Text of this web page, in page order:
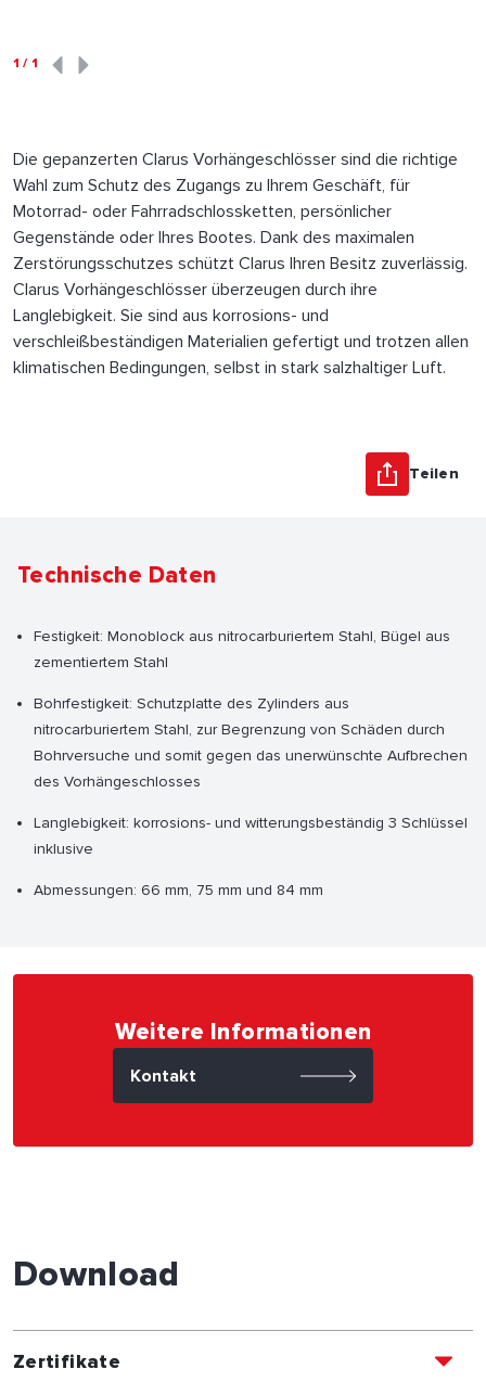
1 / 1
Die gepanzerten Clarus Vorhängeschlösser sind die richtige
Wahl zum Schutz des Zugangs zu Ihrem Geschäft, für
Motorrad- oder Fahrradschlossketten, persönlicher
Gegenstände oder Ihres Bootes. Dank des maximalen
Zerstörungsschutzes schützt Clarus Ihren Besitz zuverlässig.
Clarus Vorhängeschlösser überzeugen durch ihre
Langlebigkeit. Sie sind aus korrosions- und
verschleißbeständigen Materialien gefertigt und trotzen allen
klimatischen Bedingungen, selbst in stark salzhaltiger Luft.
Teilen
Technische Daten
Festigkeit: Monoblock aus nitrocarburiertem Stahl, Bügel aus
zementiertem Stahl
Bohrfestigkeit: Schutzplatte des Zylinders aus
nitrocarburiertem Stahl, zur Begrenzung von Schäden durch
Bohrversuche und somit gegen das unerwünschte Aufbrechen
des Vorhängeschlosses
Langlebigkeit: korrosions- und witterungsbeständig 3 Schlüssel
inklusive
Abmessungen: 66 mm, 75 mm und 84 mm
Weitere Informationen
Kontakt
Download
Zertifikate